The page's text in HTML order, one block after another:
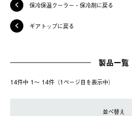
保冷保温クーラー・保冷剤に戻る
ギアトップに戻る
製品一覧
14件中 1〜 14件（1ページ⽬を表⽰中）
並べ替え